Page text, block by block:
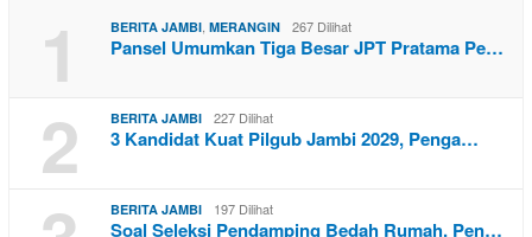
1 BERITA JAMBI, MERANGIN 267 Dilihat
Pansel Umumkan Tiga Besar JPT Pratama Pe…
2 BERITA JAMBI 227 Dilihat
3 Kandidat Kuat Pilgub Jambi 2029, Penga…
BERITA JAMBI 197 Dilihat
Soal Seleksi Pendamping Bedah Rumah. Pen…